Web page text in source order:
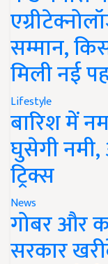
सम्मान,
मिली नई
Lifestyle
बारिश में
घुसेगी
ट्रिक्स
News
गोबर और
सरकार